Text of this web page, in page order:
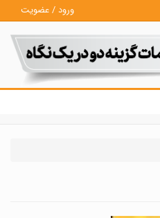
ورود / عضویت